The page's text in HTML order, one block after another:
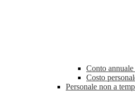
Conto
Costo
Personale non a